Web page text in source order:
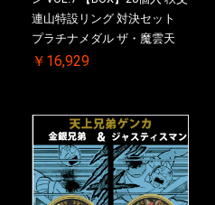
連山特設リング 対決セット
プラチナメダル ザ・魔雲天
VS. テリーマン 3.0 初回シリア
売品)付
￥16,929